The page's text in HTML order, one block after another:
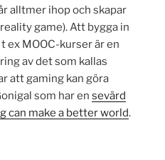
alltmer ihop och skapar
game). Att bygga in
ex MOOC-kurser är en
av det som kallas
att gaming kan göra
som har en sevärd
can make a better world.